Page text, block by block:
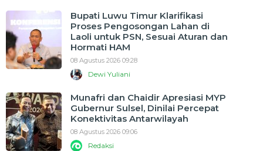
Bupati Luwu Timur Klarifikasi
Proses Pengosongan Lahan di
Laoli untuk PSN, Sesuai Aturan dan
Hormati HAM
08 Agustus 2026 09:28
Dewi Yuliani
Munafri dan Chaidir Apresiasi MYP
Gubernur Sulsel, Dinilai Percepat
Konektivitas Antarwilayah
08 Agustus 2026 09:06
Redaksi